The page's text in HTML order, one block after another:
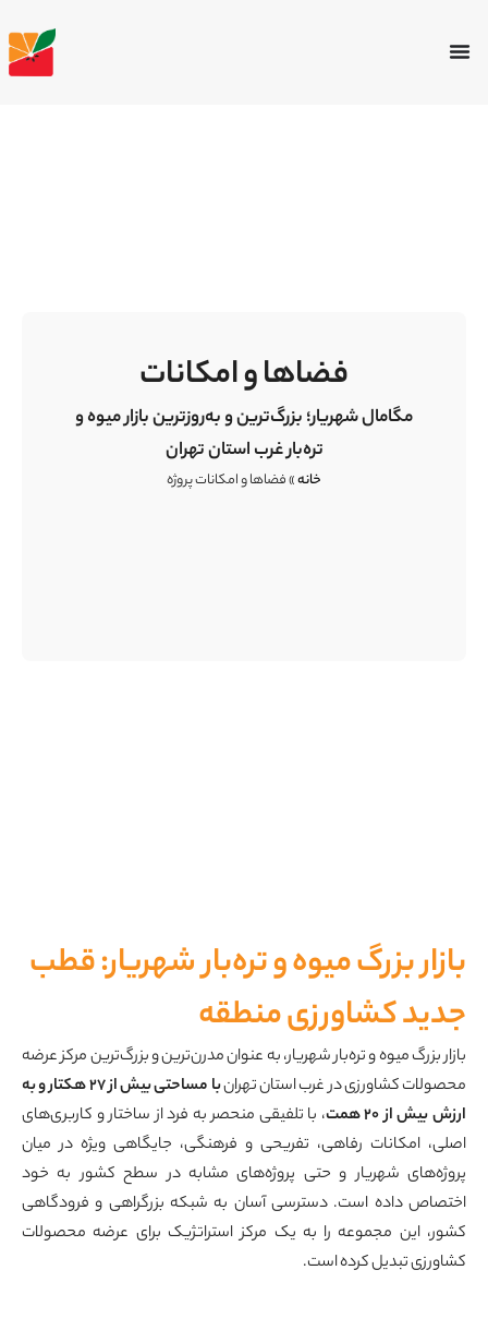
فضاها و امکانات
مگامال شهریار؛ بزرگ‌ترین و به‌روزترین بازار میوه و
تره‌بار غرب استان تهران
خانه»فضاها و امکانات پروژه
بازار بزرگ میوه و تره‌بار شهریار: قطب
جدید کشاورزی منطقه
بازار بزرگ میوه و تره‌بار شهریار، به عنوان مدرن‌ترین و بزرگ‌ترین مرکز عرضه
محصولات کشاورزی در غرب استان تهران
با مساحتی بیش از ۲۷ هکتار و به
ارزش بیش از ۲۰ همت
، با تلفیقی منحصر به فرد از ساختار و کاربری‌های
اصلی، امکانات رفاهی، تفریحی و فرهنگی، جایگاهی ویژه در میان
پروژه‌های شهریار و حتی پروژه‌های مشابه در سطح کشور به خود
اختصاص داده است. دسترسی آسان به شبکه بزرگراهی و فرودگاهی
کشور، این مجموعه را به یک مرکز استراتژیک برای عرضه محصولات
کشاورزی تبدیل کرده است.